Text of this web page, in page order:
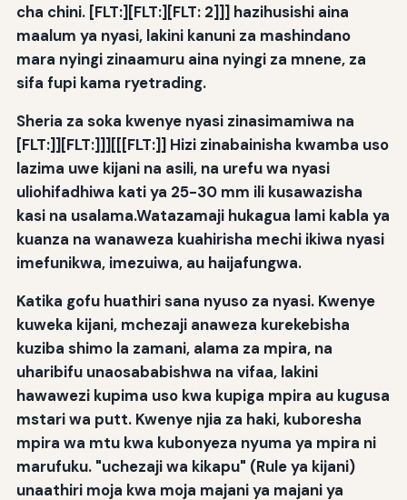
cha chini. [FLT:][FLT:][FLT: 2]]] hazihusishi aina
maalum ya nyasi, lakini kanuni za mashindano
mara nyingi zinaamuru aina nyingi za mnene, za
sifa fupi kama ryetrading.
Sheria za soka kwenye nyasi zinasimamiwa na
[FLT:]][FLT:]]][[[FLT:]] Hizi zinabainisha kwamba uso
lazima uwe kijani na asili, na urefu wa nyasi
uliohifadhiwa kati ya 25-30 mm ili kusawazisha
kasi na usalama.Watazamaji hukagua lami kabla ya
kuanza na wanaweza kuahirisha mechi ikiwa nyasi
imefunikwa, imezuiwa, au haijafungwa.
Katika gofu huathiri sana nyuso za nyasi. Kwenye
kuweka kijani, mchezaji anaweza kurekebisha
kuziba shimo la zamani, alama za mpira, na
uharibifu unaosababishwa na vifaa, lakini
hawawezi kupima uso kwa kupiga mpira au kugusa
mstari wa putt. Kwenye njia za haki, kuboresha
mpira wa mtu kwa kubonyeza nyuma ya mpira ni
marufuku. "uchezaji wa kikapu" (Rule ya kijani)
unaathiri moja kwa moja majani ya majani ya